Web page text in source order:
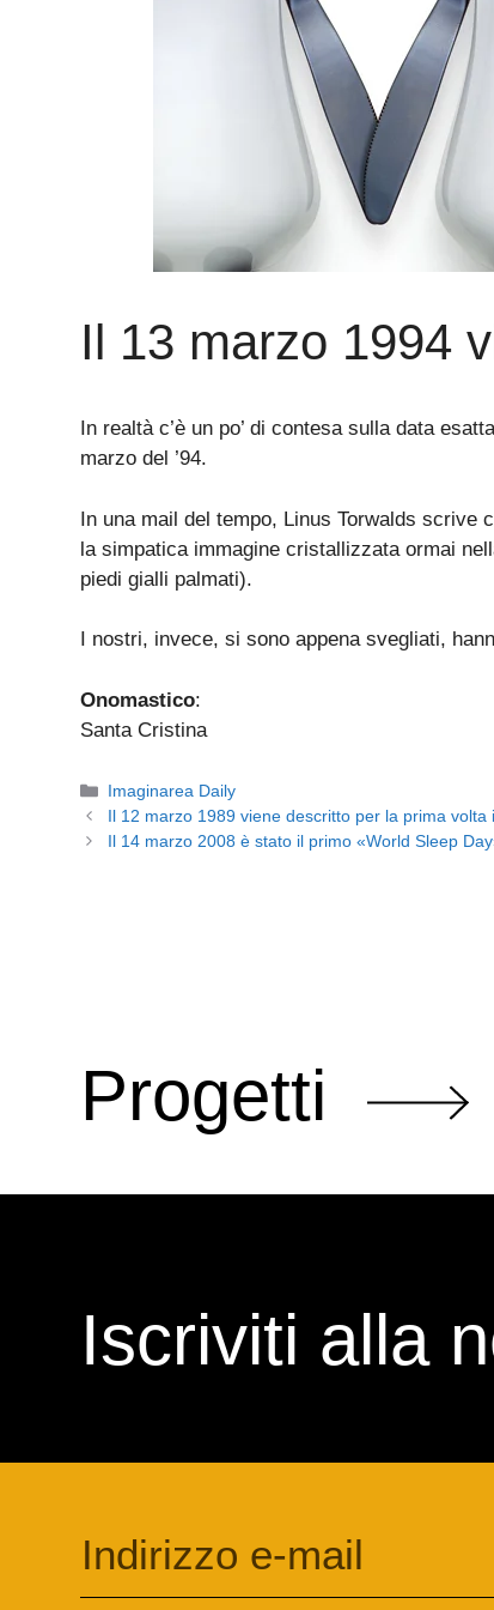
Il 13 marzo 1994
In realtà c’è un po’ di contesa sulla data
marzo del ’94.
In una mail del tempo, Linus Torwalds scrive
la simpatica immagine cristallizzata ormai
piedi gialli palmati).
I nostri, invece, si sono appena svegliati,
Onomastico:
Santa Cristina
Categorie
Imaginarea Daily
Il 12 marzo 1989 viene descritto per la prima volta
Il 14 marzo 2008 è stato il primo «World Sleep
Progetti
Iscriviti alla